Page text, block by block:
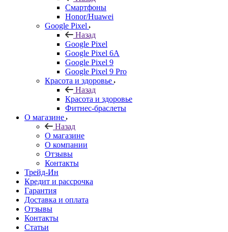
Смартфоны
Honor/Huawei
Google Pixel
Назад
Google Pixel
Google Pixel 6A
Google Pixel 9
Google Pixel 9 Pro
Красота и здоровье
Назад
Красота и здоровье
Фитнес-браслеты
О магазине
Назад
О магазине
О компании
Отзывы
Контакты
Трейд-Ин
Кредит и рассрочка
Гарантия
Доставка и оплата
Отзывы
Контакты
Статьи